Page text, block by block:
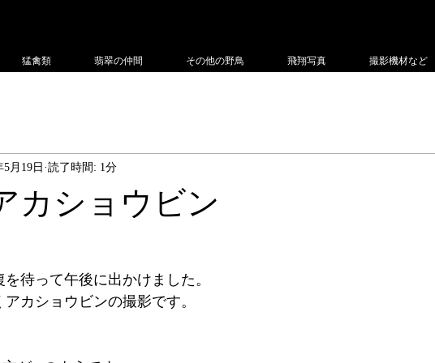
猛禽類 翡翠の仲間 その他の野鳥 飛翔写真 撮影機材など
カショウビン
5月19日 読了時間: 1分
待って午後に出かけました。
カショウビンの撮影です。